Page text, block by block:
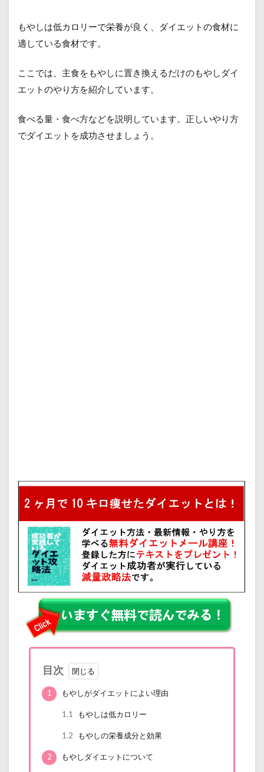
もやしは低カロリーで栄養が良く、ダイエットの食材に
適している食材です。
ここでは、主食をもやしに置き換えるだけのもやしダイ
エットのやり方を紹介しています。
食べる量・食べ方などを説明しています。正しいやり方
でダイエットを成功させましょう。
目次
1 もやしがダイエットによい理由
1.1 もやしは低カロリー
1.2 もやしの栄養成分と効果
2 もやしダイエットについて